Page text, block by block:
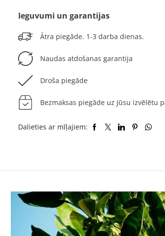
Ieguvumi un garantijas
Ātra piegāde. 1-3 darba dienas.
Naudas atdošanas garantija
Droša piegāde
Bezmaksas piegāde uz Jūsu izvēlētu
Dalieties ar mīļajiem: